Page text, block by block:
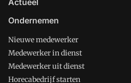
Actueel
Ondernemen
Nieuwe medewerker
Medewerker in dienst
Medewerker uit dienst
Horecabedrijf starten